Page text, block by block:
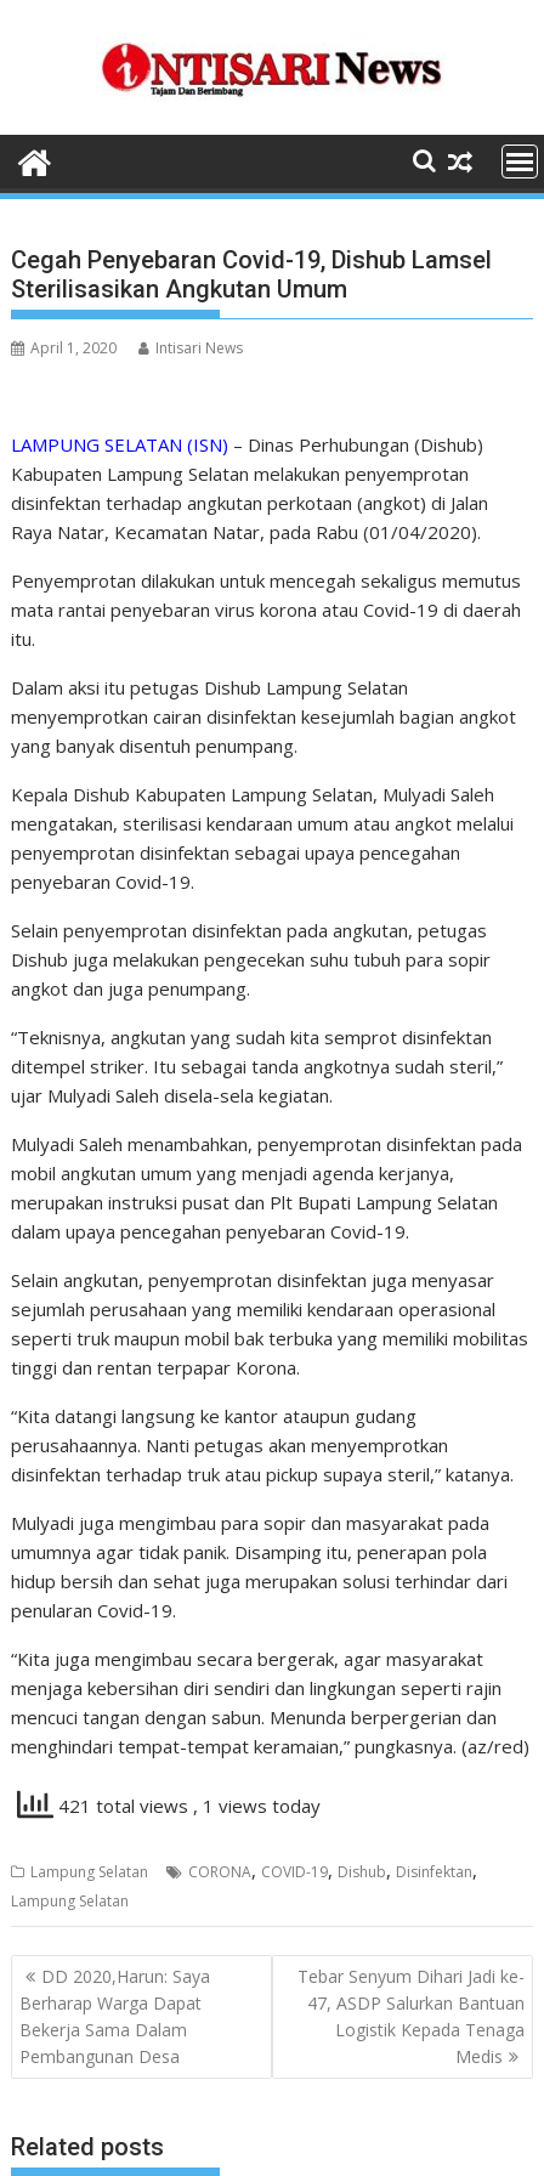
Cegah Penyebaran Covid-19, Dishub Lamsel
Sterilisasikan Angkutan Umum
April 1, 2020 Intisari News
LAMPUNG SELATAN (ISN) – Dinas Perhubungan (Dishub)
Kabupaten Lampung Selatan melakukan penyemprotan
disinfektan terhadap angkutan perkotaan (angkot) di Jalan
Raya Natar, Kecamatan Natar, pada Rabu (01/04/2020).
Penyemprotan dilakukan untuk mencegah sekaligus memutus
mata rantai penyebaran virus korona atau Covid-19 di daerah
itu.
Dalam aksi itu petugas Dishub Lampung Selatan
menyemprotkan cairan disinfektan kesejumlah bagian angkot
yang banyak disentuh penumpang.
Kepala Dishub Kabupaten Lampung Selatan, Mulyadi Saleh
mengatakan, sterilisasi kendaraan umum atau angkot melalui
penyemprotan disinfektan sebagai upaya pencegahan
penyebaran Covid-19.
Selain penyemprotan disinfektan pada angkutan, petugas
Dishub juga melakukan pengecekan suhu tubuh para sopir
angkot dan juga penumpang.
“Teknisnya, angkutan yang sudah kita semprot disinfektan
ditempel striker. Itu sebagai tanda angkotnya sudah steril,”
ujar Mulyadi Saleh disela-sela kegiatan.
Mulyadi Saleh menambahkan, penyemprotan disinfektan pada
mobil angkutan umum yang menjadi agenda kerjanya,
merupakan instruksi pusat dan Plt Bupati Lampung Selatan
dalam upaya pencegahan penyebaran Covid-19.
Selain angkutan, penyemprotan disinfektan juga menyasar
sejumlah perusahaan yang memiliki kendaraan operasional
seperti truk maupun mobil bak terbuka yang memiliki mobilitas
tinggi dan rentan terpapar Korona.
“Kita datangi langsung ke kantor ataupun gudang
perusahaannya. Nanti petugas akan menyemprotkan
disinfektan terhadap truk atau pickup supaya steril,” katanya.
Mulyadi juga mengimbau para sopir dan masyarakat pada
umumnya agar tidak panik. Disamping itu, penerapan pola
hidup bersih dan sehat juga merupakan solusi terhindar dari
penularan Covid-19.
“Kita juga mengimbau secara bergerak, agar masyarakat
menjaga kebersihan diri sendiri dan lingkungan seperti rajin
mencuci tangan dengan sabun. Menunda berpergerian dan
menghindari tempat-tempat keramaian,” pungkasnya. (az/red)
421 total views , 1 views today
Lampung Selatan CORONA, COVID-19, Dishub, Disinfektan,
Lampung Selatan
Navigasi
pos
DD 2020,Harun: Saya
Berharap Warga Dapat
Bekerja Sama Dalam
Pembangunan Desa
Tebar Senyum Dihari Jadi ke-
47, ASDP Salurkan Bantuan
Logistik Kepada Tenaga
Medis
Related posts